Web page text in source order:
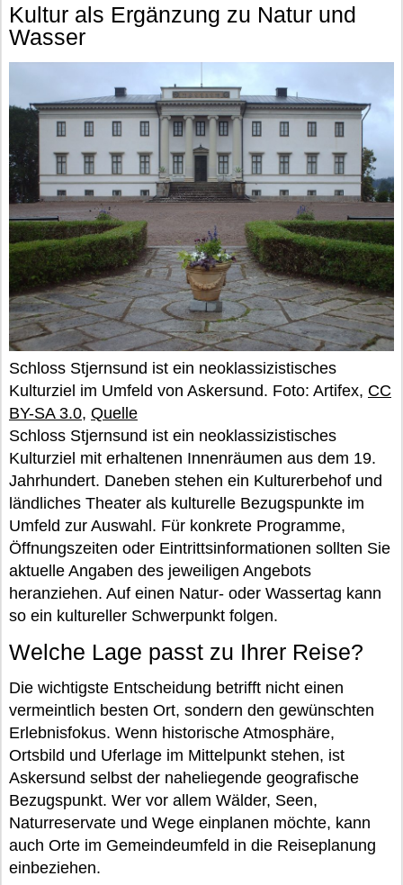
Kultur als Ergänzung zu Natur und
Wasser
Schloss Stjernsund ist ein neoklassizistisches
Kulturziel im Umfeld von Askersund. Foto: Artifex, CC
BY-SA 3.0, Quelle
Schloss Stjernsund ist ein neoklassizistisches
Kulturziel mit erhaltenen Innenräumen aus dem 19.
Jahrhundert. Daneben stehen ein Kulturerbehof und
ländliches Theater als kulturelle Bezugspunkte im
Umfeld zur Auswahl. Für konkrete Programme,
Öffnungszeiten oder Eintrittsinformationen sollten Sie
aktuelle Angaben des jeweiligen Angebots
heranziehen. Auf einen Natur- oder Wassertag kann
so ein kultureller Schwerpunkt folgen.
Welche Lage passt zu Ihrer Reise?
Die wichtigste Entscheidung betrifft nicht einen
vermeintlich besten Ort, sondern den gewünschten
Erlebnisfokus. Wenn historische Atmosphäre,
Ortsbild und Uferlage im Mittelpunkt stehen, ist
Askersund selbst der naheliegende geografische
Bezugspunkt. Wer vor allem Wälder, Seen,
Naturreservate und Wege einplanen möchte, kann
auch Orte im Gemeindeumfeld in die Reiseplanung
einbeziehen.